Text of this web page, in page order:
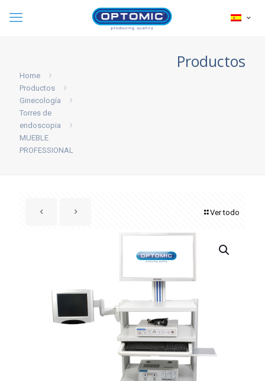
Productos
Home
Productos
Ginecología
Torres de
endoscopia
MUEBLE
PROFESSIONAL
Ver todo